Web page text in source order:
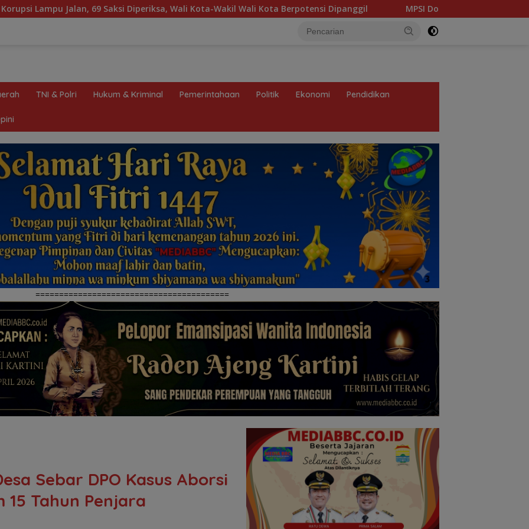
Wali Kota-Wakil Wali Kota Berpotensi Dipanggil MPSI Dorong Perdasus Jadi Benteng Hukum Perlindungan
TNI & Polri Hukum & Kriminal Pemerintahaan Politik Ekonomi Pendidikan
=========================================
Sebar DPO Kasus Aborsi
Tahun Penjara